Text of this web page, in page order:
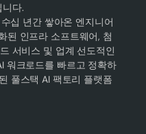
다.
십 년간 쌓아온 엔지니어
된 인프라 소프트웨어, 첨
서비스 및 업계 선도적인
워크로드를 빠르고 정확하
풀스택 AI 팩토리 플랫폼